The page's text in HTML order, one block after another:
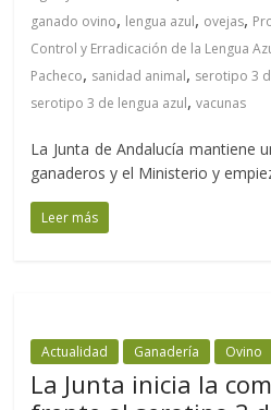
ganado ovino, lengua azul, ovejas,
Control y Erradicación de la Lengua
Pacheco, sanidad animal, serotipo 3
serotipo 3 de lengua azul,vacunas
La Junta de Andalucía mantiene
ganaderos y el Ministerio y
Leer más
Actualidad Ganadería Ovino
La Junta inicia la